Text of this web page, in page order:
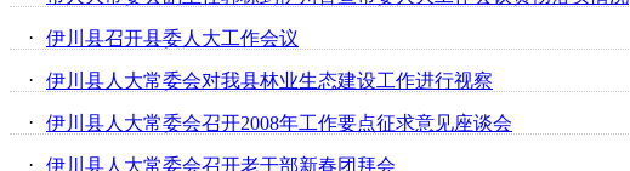
· 伊川县召开县委人大工作会议
· 伊川县人大常委会对我县林业生态建设工作进行视察
· 伊川县人大常委会召开2008年工作要点征求意见座谈会
· 伊川县人大常委会召开老干部新春团拜会